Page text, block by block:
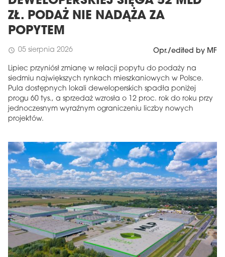
ZŁ. PODAŻ NIE NADĄŻA ZA
POPYTEM
schedule 05 sierpnia 2026 Opr./edited by MF
Lipiec przyniósł zmianę w relacji popytu do podaży na
siedmiu największych rynkach mieszkaniowych w Polsce.
Pula dostępnych lokali deweloperskich spadła poniżej
progu 60 tys., a sprzedaż wzrosła o 12 proc. rok do roku przy
jednoczesnym wyraźnym ograniczeniu liczby nowych
projektów.